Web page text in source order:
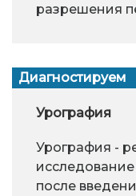
разрешения
Диагностируем
Урография
Урография -
после